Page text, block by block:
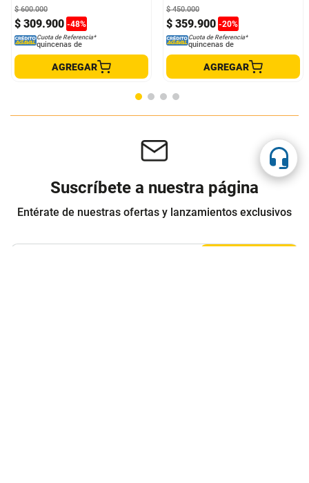
$ 309.900 -48%
$ 600.000
Cuota de Referencia*
quincenas de
AGREGAR
$ 359.900 -20%
$ 450.000
Cuota de Referencia*
quincenas de
AGREGAR
Suscríbete a nuestra página
Entérate de nuestras ofertas y lanzamientos exclusivos